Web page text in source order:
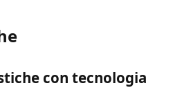
con tecnologia